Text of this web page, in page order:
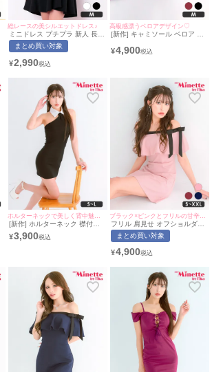
総レースの美シルエットドレス♪
ミニドレス プチプラ 新人 長袖
ワンピース フレア レース 低身
長 背中魅せ 黒 キャバドレス
myMinette/マイミネット
まとめ買い対象
¥2,990
高級感漂うベロアデザイン♡
[新作] キャミソール ベロア ビ
ングドレス (みのり着用/Mサイ
ズ対応) | myMinette/マイミネ
¥4,900
[新作] ホルターネック 襟付き
タイトドレス (ちぴたん着
用/S~Lサイズ対応) |
¥3,900
フリル 肩見せ オフショルダー
タイトドレス パステルピンク
(ちぴたん着用/S~XXLサイズ対
まとめ買い対象
¥4,900